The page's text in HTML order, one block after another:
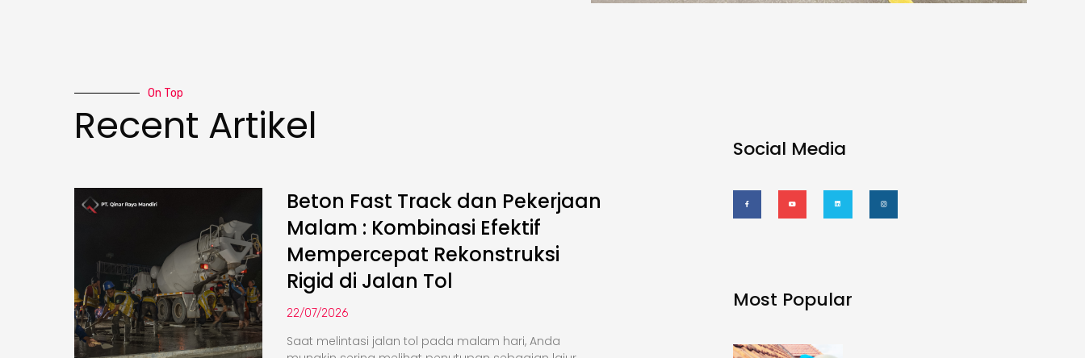
On Top
Recent Artikel
Beton Fast Track dan Pekerjaan
Malam : Kombinasi Efektif
Mempercepat Rekonstruksi
Rigid di Jalan Tol
22/07/2026
Saat melintasi jalan tol pada malam hari, Anda
Social Media
Most Popular